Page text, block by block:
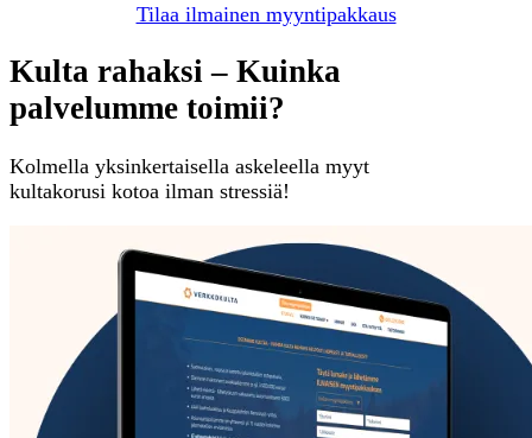
Tilaa ilmainen myyntipakkaus
Kulta rahaksi – Kuinka
palvelumme toimii?
Kolmella yksinkertaisella askeleella myyt
kultakorusi kotoa ilman stressiä!